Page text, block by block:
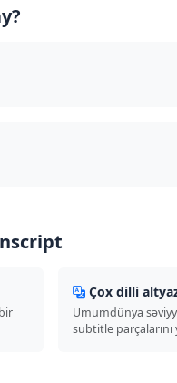
Çox dilli
Ümumdünya
subtitle